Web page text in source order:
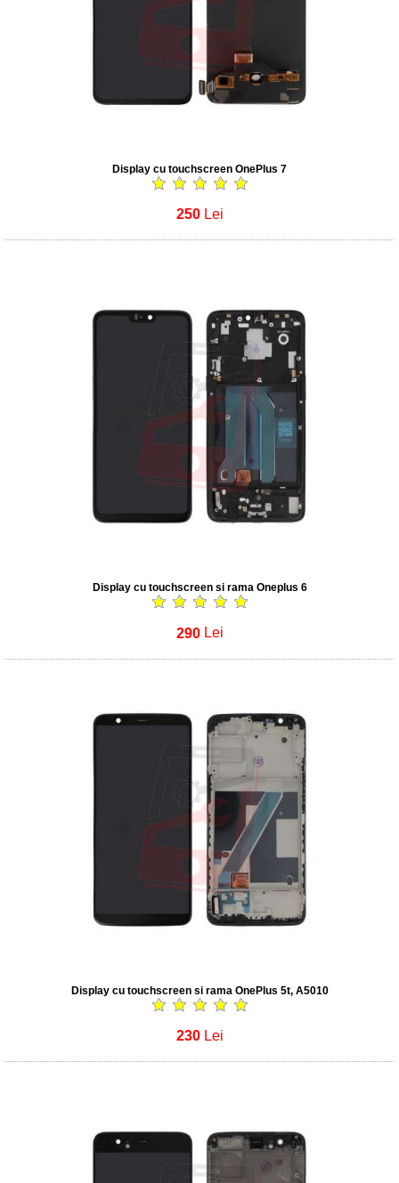
Display cu touchscreen OnePlus 7
250 Lei
Display cu touchscreen si rama Oneplus 6
290 Lei
Display cu touchscreen si rama OnePlus 5t, A5010
230 Lei